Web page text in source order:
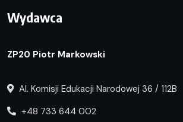
Wydawca
ZP20 Piotr Markowski
Al. Komisji Edukacji Narodowej 36 / 112B
+48 733 644 002